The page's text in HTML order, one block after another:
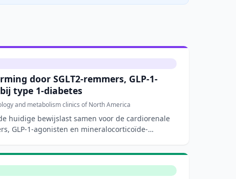
door SGLT2-remmers, GLP-1-
type 1-diabetes
and metabolism clinics of North America
huidige bewijslast samen voor de cardiorenale
GLP-1-agonisten en mineralocorticoïde-